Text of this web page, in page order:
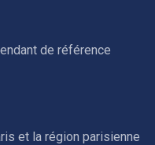
de référence
et la région parisienne